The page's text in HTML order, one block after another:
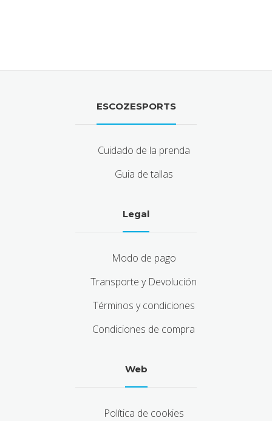
ESCOZESPORTS
Cuidado de la prenda
Guia de tallas
Legal
Modo de pago
Transporte y Devolución
Términos y condiciones
Condiciones de compra
Web
Política de cookies